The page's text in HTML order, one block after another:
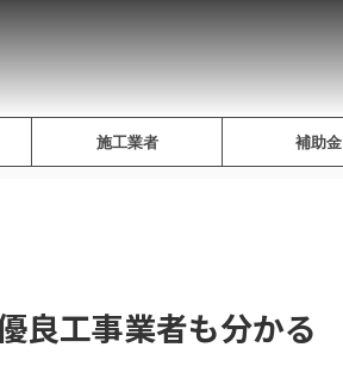
施工業者 補助金
良工事業者も分かる